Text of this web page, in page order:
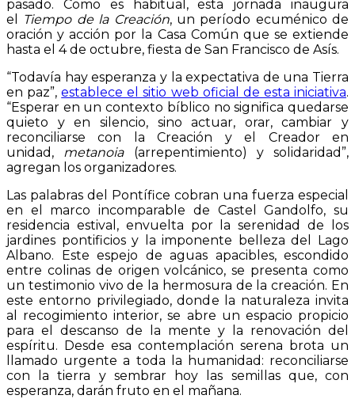
pasado. Como es habitual, esta jornada inaugura
el Tiempo de la Creación, un período ecuménico de
oración y acción por la Casa Común que se extiende
hasta el 4 de octubre, fiesta de San Francisco de Asís.
“Todavía hay esperanza y la expectativa de una Tierra
en paz”,establece el sitio web oficial de esta iniciativa.
“Esperar en un contexto bíblico no significa quedarse
quieto y en silencio, sino actuar, orar, cambiar y
reconciliarse con la Creación y el Creador en
unidad, metanoia(arrepentimiento) y solidaridad”,
agregan los organizadores.
Las palabras del Pontífice cobran una fuerza especial
en el marco incomparable de Castel Gandolfo, su
residencia estival, envuelta por la serenidad de los
jardines pontificios y la imponente belleza del Lago
Albano. Este espejo de aguas apacibles, escondido
entre colinas de origen volcánico, se presenta como
un testimonio vivo de la hermosura de la creación. En
este entorno privilegiado, donde la naturaleza invita
al recogimiento interior, se abre un espacio propicio
para el descanso de la mente y la renovación del
espíritu. Desde esa contemplación serena brota un
llamado urgente a toda la humanidad: reconciliarse
con la tierra y sembrar hoy las semillas que, con
esperanza, darán fruto en el mañana.